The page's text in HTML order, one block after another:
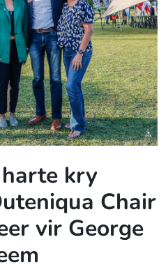
kry
Chair
vir George